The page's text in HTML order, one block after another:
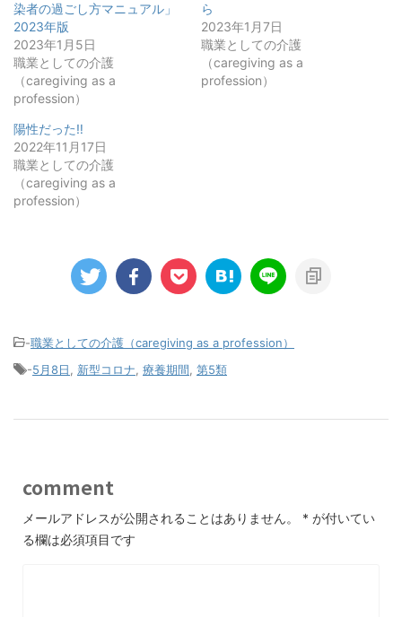
染者の過ごし方マニュアル」
2023年版
2023年1月5日
職業としての介護
（caregiving as a
profession）
ら
2023年1月7日
職業としての介護
（caregiving as a
profession）
陽性だった‼️
2022年11月17日
職業としての介護
（caregiving as a
profession）
-職業としての介護（caregiving as a profession）
-5月8日 新型コロナ 療養期間 第5類
comment
メールアドレスが公開されることはありません。 * が付いてい
る欄は必須項目です